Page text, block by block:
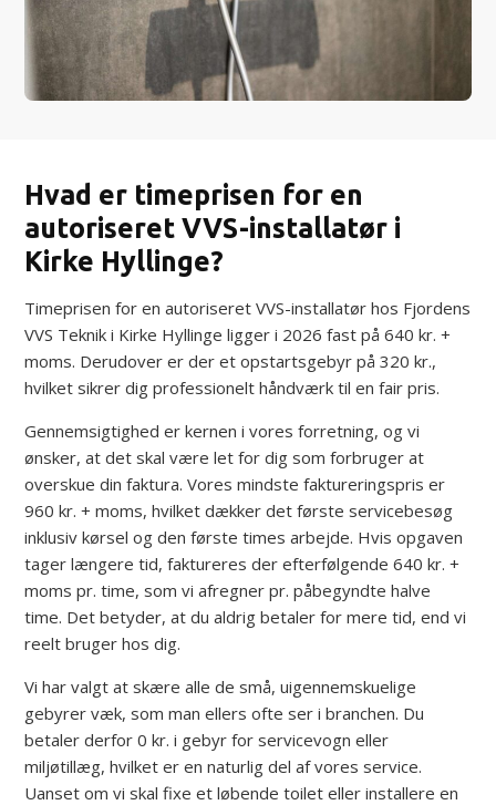
Hvad er timeprisen for en
autoriseret VVS-installatør i
Kirke Hyllinge?
Timeprisen for en autoriseret VVS-installatør hos Fjordens
VVS Teknik i Kirke Hyllinge ligger i 2026 fast på 640 kr. +
moms. Derudover er der et opstartsgebyr på 320 kr.,
hvilket sikrer dig professionelt håndværk til en fair pris.
Gennemsigtighed er kernen i vores forretning, og vi
ønsker, at det skal være let for dig som forbruger at
overskue din faktura. Vores mindste faktureringspris er
960 kr. + moms, hvilket dækker det første servicebesøg
inklusiv kørsel og den første times arbejde. Hvis opgaven
tager længere tid, faktureres der efterfølgende 640 kr. +
moms pr. time, som vi afregner pr. påbegyndte halve
time. Det betyder, at du aldrig betaler for mere tid, end vi
reelt bruger hos dig.
Vi har valgt at skære alle de små, uigennemskuelige
gebyrer væk, som man ellers ofte ser i branchen. Du
betaler derfor 0 kr. i gebyr for servicevogn eller
miljøtillæg, hvilket er en naturlig del af vores service.
Uanset om vi skal fixe et løbende toilet eller installere en